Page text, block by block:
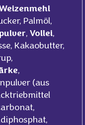
Palmöl,
, Vollei,
Kakaobutter,
,
(aus